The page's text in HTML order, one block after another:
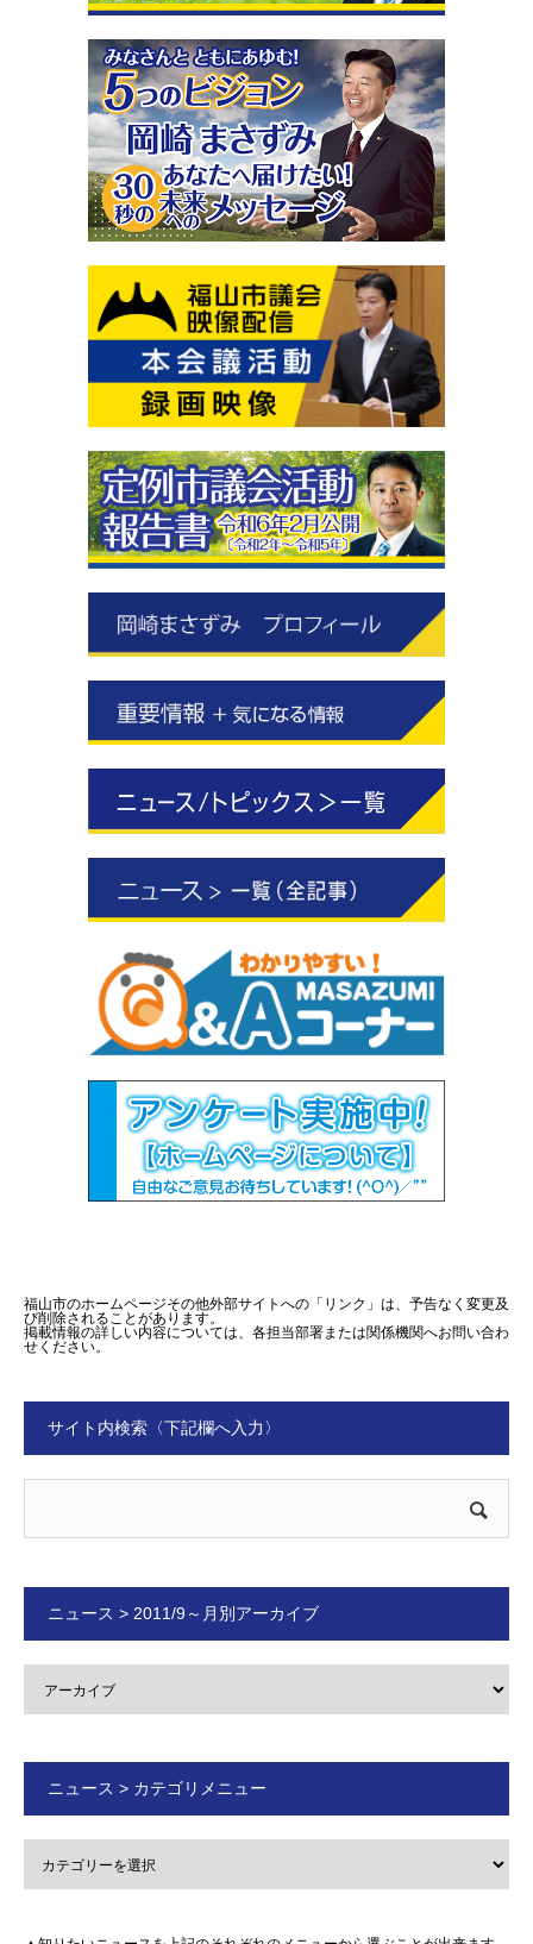
福山市のホームページその他外部サイトへの「リンク」は、予告なく変更及
び削除されることがあります。
掲載情報の詳しい内容については、各担当部署または関係機関へお問い合わ
せください。
サイト内検索〈下記欄へ入力〉
ニュース > 2011/9～月別アーカイブ
ニュース > カテゴリメニュー